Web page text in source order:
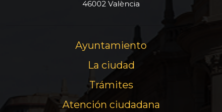
46002 València
Ayuntamiento
La ciudad
Trámites
Atención ciudadana